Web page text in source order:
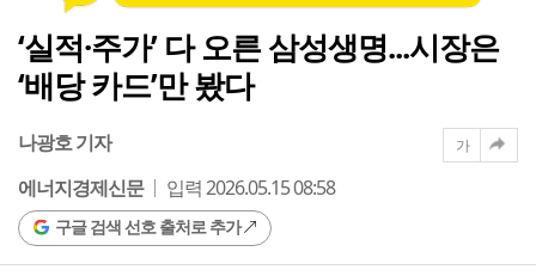
‘실적·주가’ 다 오른 삼성생명...시장은
‘배당 카드’만 봤다
나광호 기자
에너지경제신문
입력 2026.05.15 08:58
구글 검색 선호 출처로 추가
가